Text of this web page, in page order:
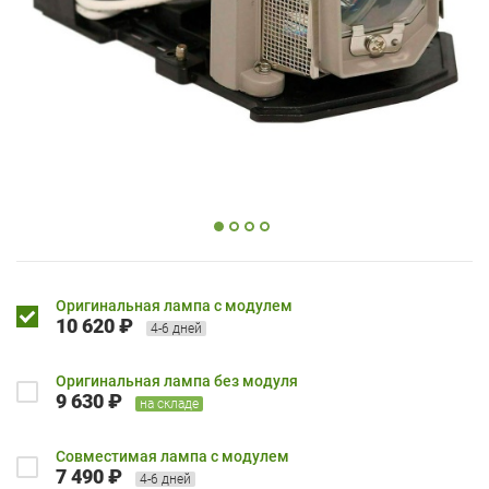
Оригинальная лампа с модулем
10 620 ₽ 4-6 дней
Оригинальная лампа без модуля
9 630 ₽ на складе
Совместимая лампа с модулем
7 490 ₽ 4-6 дней